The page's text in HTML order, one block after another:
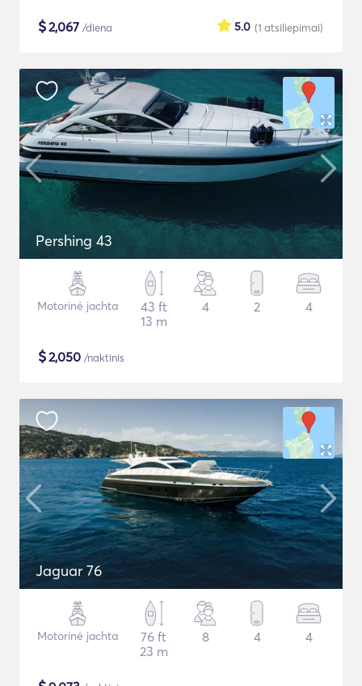
$2,067 /diena (1 atsiliepimai)
5.0
Pershing 43
Motorinė jachta
43 ft
13 m
4 2 4
$2,050 /naktinis
Jaguar 76
Motorinė jachta
76 ft
23 m
8 4 4